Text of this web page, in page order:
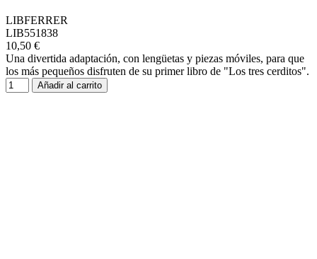
LIBFERRER
LIB551838
10,50 €
Una divertida adaptación, con lengüetas y piezas móviles, para que
los más pequeños disfruten de su primer libro de "Los tres cerditos".
Añadir al carrito